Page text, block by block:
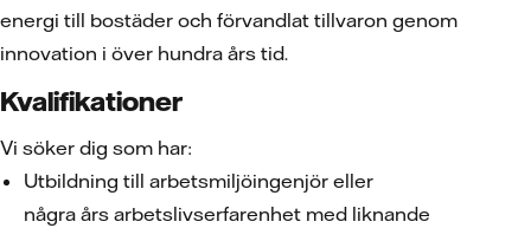
energi till bostäder och förvandlat tillvaron genom
innovation i över hundra års tid.
Kvalifikationer
Vi söker dig som har:
Utbildning till arbetsmiljöingenjör eller
några års arbetslivserfarenhet med liknande